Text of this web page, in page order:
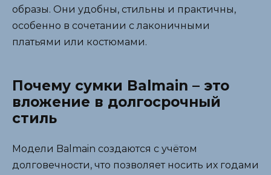
образы. Они удобны, стильны и практичны,
особенно в сочетании с лаконичными
платьями или костюмами.
Почему сумки Balmain – это
вложение в долгосрочный
стиль
Модели Balmain создаются с учётом
долговечности, что позволяет носить их годами